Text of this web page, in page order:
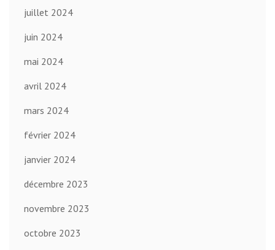
juillet 2024
juin 2024
mai 2024
avril 2024
mars 2024
février 2024
janvier 2024
décembre 2023
novembre 2023
octobre 2023